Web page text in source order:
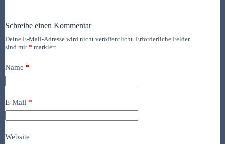
Schreibe einen Kommentar
Deine E-Mail-Adresse wird nicht veröffentlicht. Erforderliche Felder
sind mit * markiert
Name *
E-Mail *
Website